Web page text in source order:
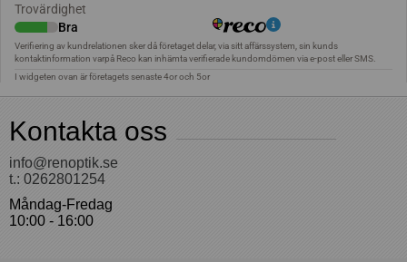
Kontakta oss
info@renoptik.se
t.: 0262801254
Måndag-Fredag
10:00 - 16:00